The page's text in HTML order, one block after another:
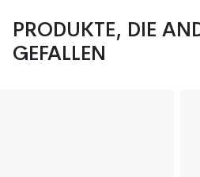
PRODUKTE, DIE
GEFALLEN